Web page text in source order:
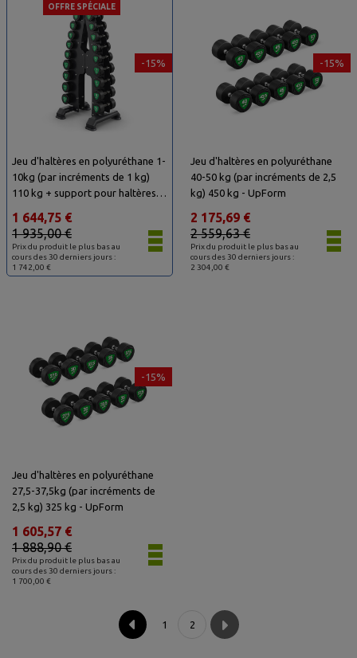
-15%
OFFRE SPÉCIALE
Jeu d'haltères en polyuréthane 1-
10kg (par incréments de 1 kg)
110 kg + support pour haltères
Prix du produit le plus bas au
cours des 30 derniers jours :
1 742,00 €
1 935,00 €
1 644,75 €
-15%
Jeu d'haltères en polyuréthane
40-50 kg (par incréments de 2,5
kg) 450 kg - UpForm
Prix du produit le plus bas au
cours des 30 derniers jours :
2 304,00 €
2 559,63 €
2 175,69 €
-15%
Jeu d'haltères en polyuréthane
27,5-37,5kg (par incréments de
2,5 kg) 325 kg - UpForm
Prix du produit le plus bas au
cours des 30 derniers jours :
1 700,00 €
1 888,90 €
1 605,57 €
1 2